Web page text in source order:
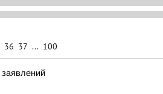
36 37 ... 100